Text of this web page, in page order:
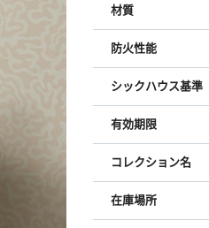
材質
防火性能
シックハウス基準
有効期限
コレクション名
在庫場所